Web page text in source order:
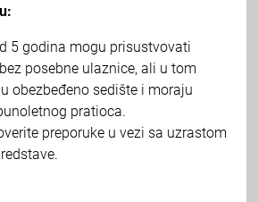
5 godina mogu prisustvovati
posebne ulaznice, ali u tom
obezbeđeno sedište i moraju
pratioca.
preporuke u vezi sa uzrastom